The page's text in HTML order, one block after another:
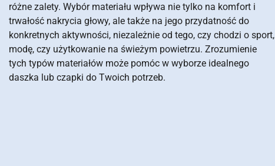
różne zalety. Wybór materiału wpływa nie tylko na komfort i
trwałość nakrycia głowy, ale także na jego przydatność do
konkretnych aktywności, niezależnie od tego, czy chodzi o sport,
modę, czy użytkowanie na świeżym powietrzu. Zrozumienie
tych typów materiałów może pomóc w wyborze idealnego
daszka lub czapki do Twoich potrzeb.